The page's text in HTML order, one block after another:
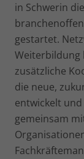
in Schwerin
gestartet.
Weiterbildung
zusätzliche
die neue,
entwickelt
gemeinsam